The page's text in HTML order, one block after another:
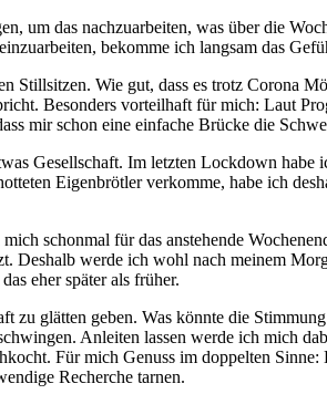
um das nachzuarbeiten, was über die
bekomme ich langsam das
Stillsitzen. Wie gut, dass es trotz Corona
Besonders vorteilhaft für mich: Laut
mir schon eine einfache Brücke die
Gesellschaft. Im letzten Lockdown
Eigenbrötler verkomme, habe ich
schonmal für das anstehende
Deshalb werde ich wohl nach meinem
eher später als früher.
glätten geben. Was könnte die
Anleiten lassen werde ich mich
Für mich Genuss im doppelten
Recherche tarnen.